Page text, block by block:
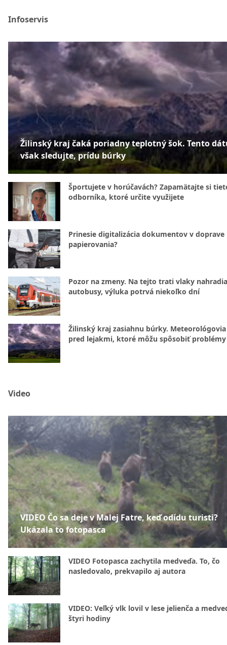
Infoservis
Žilinský kraj čaká poriadny teplotný šok. Tento
však sledujte, prídu búrky
Športujete v horúčavách? Zapamätajte si
odborníka, ktoré určite využijete
Prinesie digitalizácia dokumentov v doprave
papierovania?
Pozor na zmeny. Na tejto trati vlaky nahradia
autobusy, výluka potrvá niekoľko dní
Žilinský kraj zasiahnu búrky.
pred lejakmi, ktoré môžu spôsobiť problémy
Video
VIDEO Čo sa deje v Malej Fatre, keď odídu turisti?
Ukázala to fotopasca
VIDEO Fotopasca zachytila medveďa. To, čo
nasledovalo, prekvapilo aj autora
VIDEO: Veľký vlk lovil v lese jelienča a
štyri hodiny